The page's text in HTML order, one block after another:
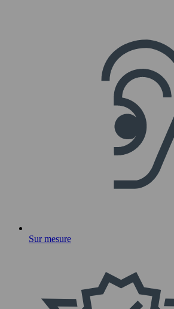
Sur mesure